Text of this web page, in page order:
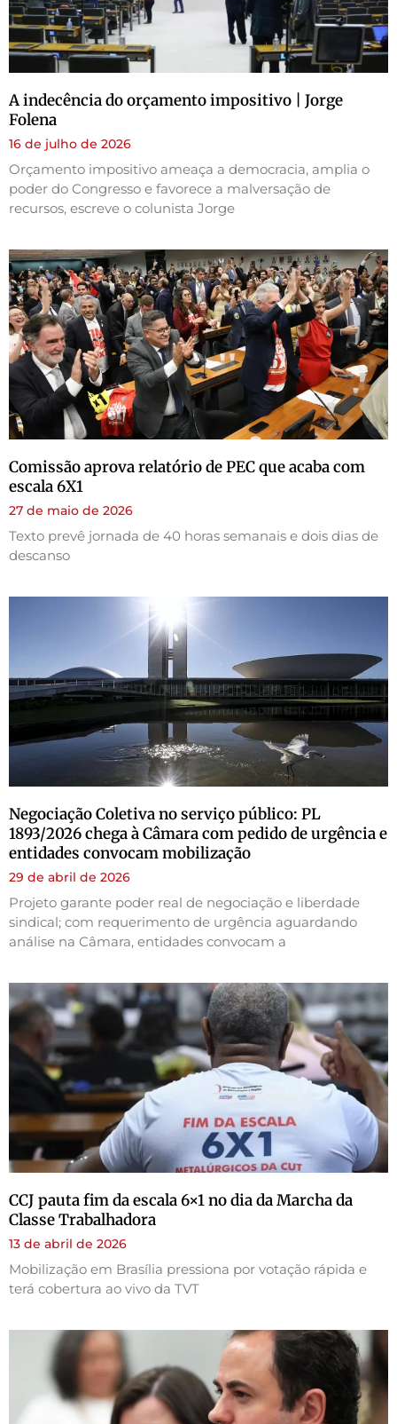
A indecência do orçamento impositivo | Jorge
Folena
16 de julho de 2026
Orçamento impositivo ameaça a democracia, amplia o
poder do Congresso e favorece a malversação de
recursos, escreve o colunista Jorge
Comissão aprova relatório de PEC que acaba com
escala 6X1
27 de maio de 2026
Texto prevê jornada de 40 horas semanais e dois dias de
descanso
Negociação Coletiva no serviço público: PL
1893/2026 chega à Câmara com pedido de urgência e
entidades convocam mobilização
29 de abril de 2026
Projeto garante poder real de negociação e liberdade
sindical; com requerimento de urgência aguardando
análise na Câmara, entidades convocam a
CCJ pauta fim da escala 6×1 no dia da Marcha da
Classe Trabalhadora
13 de abril de 2026
Mobilização em Brasília pressiona por votação rápida e
terá cobertura ao vivo da TVT